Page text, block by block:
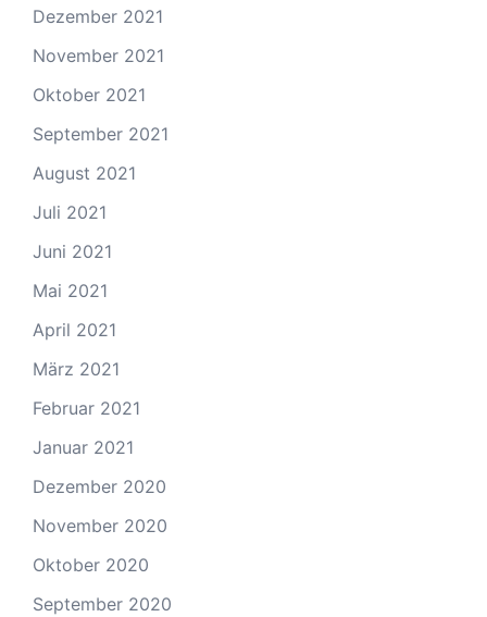
Dezember 2021
November 2021
Oktober 2021
September 2021
August 2021
Juli 2021
Juni 2021
Mai 2021
April 2021
März 2021
Februar 2021
Januar 2021
Dezember 2020
November 2020
Oktober 2020
September 2020